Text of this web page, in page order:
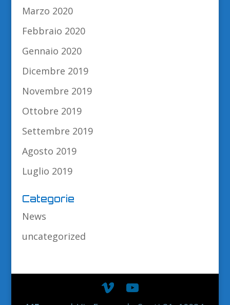
Marzo 2020
Febbraio 2020
Gennaio 2020
Dicembre 2019
Novembre 2019
Ottobre 2019
Settembre 2019
Agosto 2019
Luglio 2019
Categorie
News
uncategorized